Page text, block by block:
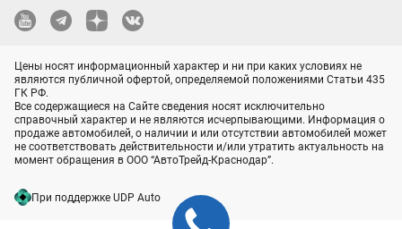
Цены носят информационный характер и ни при каких условиях не
являются публичной офертой, определяемой положениями Статьи 435
ГК РФ.
Все содержащиеся на Сайте сведения носят исключительно
справочный характер и не являются исчерпывающими. Информация о
продаже автомобилей, о наличии и или отсутствии автомобилей может
не соответствовать действительности и/или утратить актуальность на
момент обращения в ООО “АвтоТрейд-Краснодар”.
При поддержке UDP Auto